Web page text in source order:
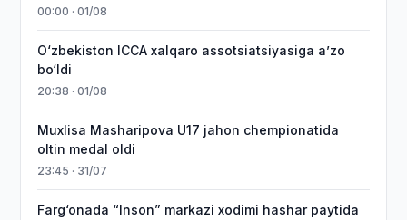
00:00 · 01/08
O‘zbekiston ICCA xalqaro assotsiatsiyasiga aʼzo
bo‘ldi
20:38 · 01/08
Muxlisa Masharipova U17 jahon chempionatida
oltin medal oldi
23:45 · 31/07
Farg‘onada “Inson” markazi xodimi hashar paytida